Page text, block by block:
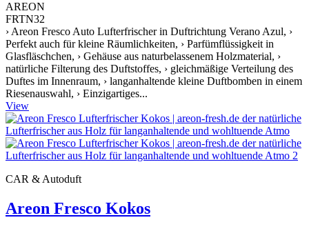
AREON
FRTN32
› Areon Fresco Auto Lufterfrischer in Duftrichtung Verano Azul, ›
Perfekt auch für kleine Räumlichkeiten, › Parfümflüssigkeit in
Glasfläschchen, › Gehäuse aus naturbelassenem Holzmaterial, ›
natürliche Filterung des Duftstoffes, › gleichmäßige Verteilung des
Duftes im Innenraum, › langanhaltende kleine Duftbomben in einem
Riesenauswahl, › Einzigartiges...
View
CAR & Autoduft
Areon Fresco Kokos